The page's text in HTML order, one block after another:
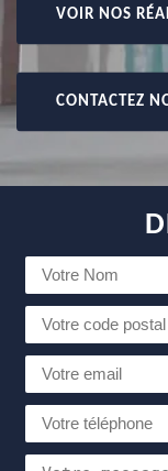
VOIR NOS
CONTACTEZ